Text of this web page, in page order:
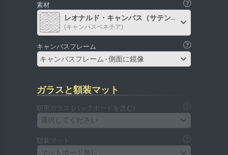
素材
レオナルド・キャンバス（サテン）
(キャンバスベネチア)
キャンバスフレーム
キャンバスフレーム - 側面に鏡像
ガラスと額装マット
額用ガラス (バックボードを含む)
選択してください
額装マット
マットボード無し